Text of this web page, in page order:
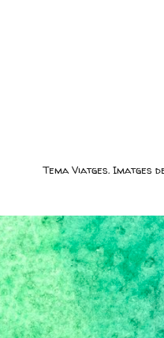
Tema Viatges. Imatges